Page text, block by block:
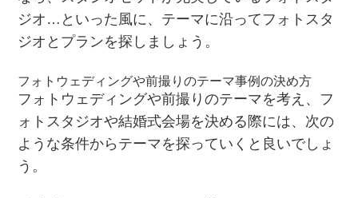
ジオ…といった風に、テーマに沿ってフォトスタ
ジオとプランを探しましょう。
フォトウェディングや前撮りのテーマ事例の決め方
フォトウェディングや前撮りのテーマを考え、フ
ォトスタジオや結婚式会場を決める際には、次の
ような条件からテーマを探っていくと良いでしょ
う。